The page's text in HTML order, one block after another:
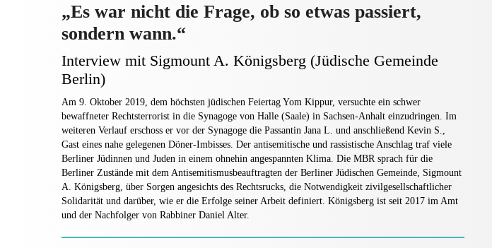
„Es war nicht die Frage, ob so etwas passiert,
sondern wann.“
Interview mit Sigmount A. Königsberg (Jüdische Gemeinde
Berlin)
Am 9. Oktober 2019, dem höchsten jüdischen Feiertag Yom Kippur, versuchte ein schwer
bewaffneter Rechtsterrorist in die Synagoge von Halle (Saale) in Sachsen-Anhalt einzudringen. Im
weiteren Verlauf erschoss er vor der Synagoge die Passantin Jana L. und anschließend Kevin S.,
Gast eines nahe gelegenen Döner-Imbisses. Der antisemitische und rassistische Anschlag traf viele
Berliner Jüdinnen und Juden in einem ohnehin angespannten Klima. Die MBR sprach für die
Berliner Zustände mit dem Antisemitismusbeauftragten der Berliner Jüdischen Gemeinde, Sigmount
A. Königsberg, über Sorgen angesichts des Rechtsrucks, die Notwendigkeit zivilgesellschaftlicher
Solidarität und darüber, wie er die Erfolge seiner Arbeit definiert. Königsberg ist seit 2017 im Amt
und der Nachfolger von Rabbiner Daniel Alter.